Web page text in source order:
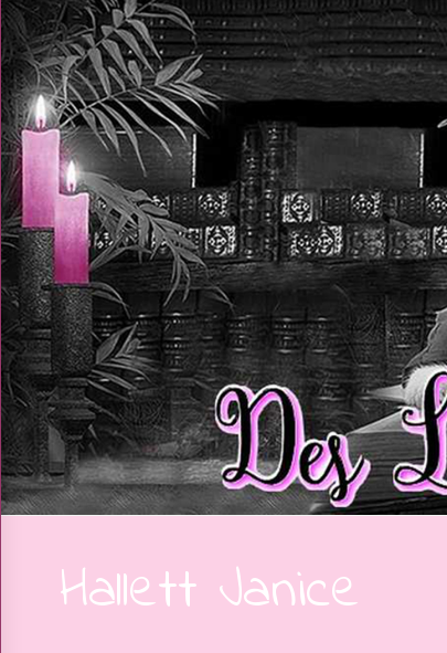
Skip
to
content
Hallett Janice